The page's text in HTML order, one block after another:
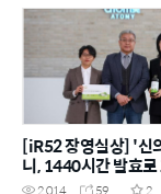
[iR52 장영실상] '신
니, 1440시간 발효로
다2,014 59
2